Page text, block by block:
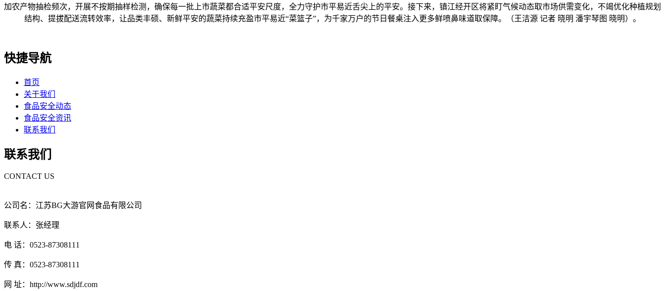
加农产物抽检频次，开展不按期抽样检测，确保每一批上市蔬菜都合适平安尺度，全力守护市平易近舌尖上的平安。接下来，镇江经开区将紧盯气候动态取市场供需变化，不竭优化种植规划
结构、提拔配送流转效率，让品类丰硕、新鲜平安的蔬菜持续充盈市平易近“菜篮子”，为千家万户的节日餐桌注入更多鲜喷鼻味道取保障。（王洁源 记者 晓明 潘宇琴图 晓明）。
快捷导航
首页
关于我们
食品安全动态
食品安全资讯
联系我们
联系我们
CONTACT US
公司名：江苏BG大游官网食品有限公司
联系人：张经理
电 话：0523-87308111
传 真：0523-87308111
网 址：http://www.sdjdf.com